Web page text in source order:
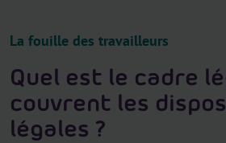
La fouille des travailleurs
Quel est le cadre
couvrent les
légales ?